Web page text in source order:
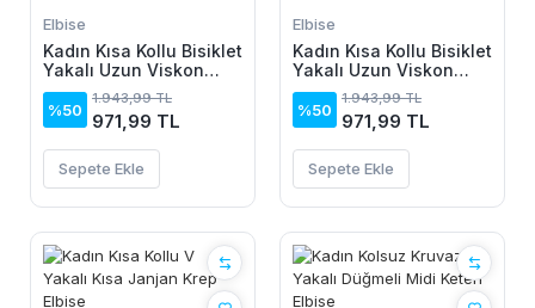
Elbise
Kadın Kısa Kollu Bisiklet
Yakalı Uzun Viskon
Elbise
%50
1.943,99 TL
971,99 TL
Sepete Ekle
Elbise
Kadın Kısa Kollu Bisiklet
Yakalı Uzun Viskon
Elbise
%50
1.943,99 TL
971,99 TL
Sepete Ekle